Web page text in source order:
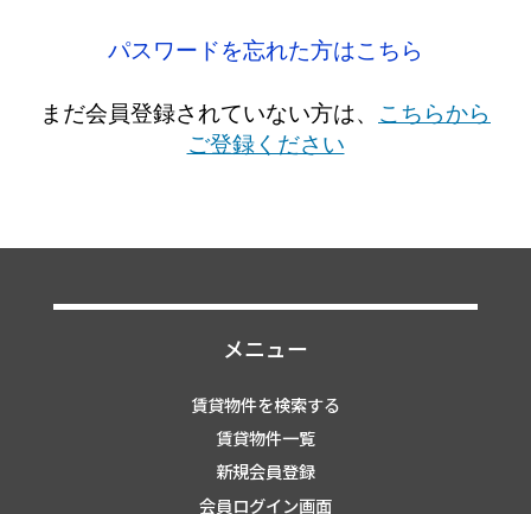
パスワードを忘れた方はこちら
まだ会員登録されていない方は、 こちらから
ご登録ください
メニュー
賃貸物件を検索する
賃貸物件一覧
新規会員登録
会員ログイン画面